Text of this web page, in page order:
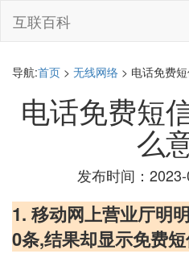
互联百科
导航:首页 > 无线网络 > 电话免费
电话免费短
么
发布时间：
1. 移动网上营业厅明
0条,结果却显示免费